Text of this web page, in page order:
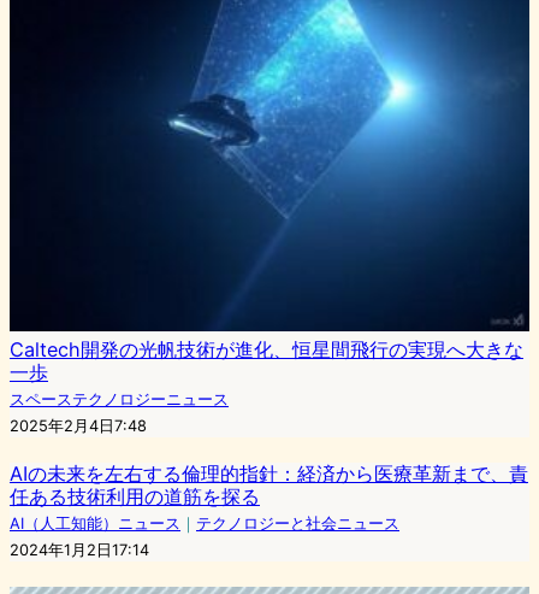
Caltech開発の光帆技術が進化、恒星間飛行の実現へ大きな
一歩
スペーステクノロジーニュース
2025年2月4日7:48
AIの未来を左右する倫理的指針：経済から医療革新まで、責
任ある技術利用の道筋を探る
AI（人工知能）ニュース ｜ テクノロジーと社会ニュース
2024年1月2日17:14